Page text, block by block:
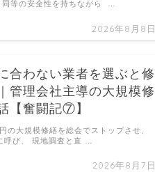
2026年8月8日
等の安全性を持ちながら …
合わない業者を選ぶと修
管理会社主導の大規模修
【奮闘記⑦】
2026年8月7日
の大規模修繕を総会でストップさせ、
呼び、 現地調査と直 …